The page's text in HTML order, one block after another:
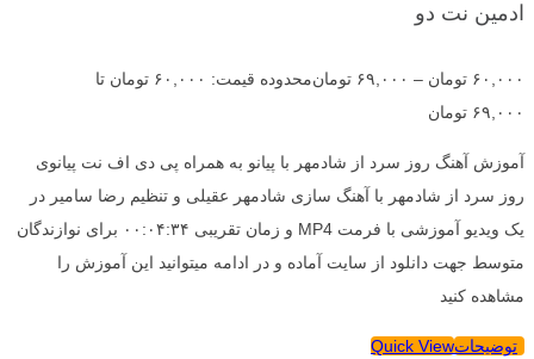
ادمین نت دو
۶۰,۰۰۰ تومان – ۶۹,۰۰۰ تومان
محدوده قیمت: ۶۰,۰۰۰ تومان تا
۶۹,۰۰۰ تومان
آموزش آهنگ روز سرد از شادمهر با پیانو به همراه پی دی اف نت پیانوی
روز سرد از شادمهر با آهنگ سازی شادمهر عقیلی و تنظیم رضا سامیر در
یک ویدیو آموزشی با فرمت MP4 و زمان تقریبی ۰۰:۰۴:۳۴ برای نوازندگان
متوسط جهت دانلود از سایت آماده و در ادامه میتوانید این آموزش را
مشاهده کنید
توضیحاتQuick View